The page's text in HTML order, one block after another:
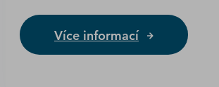
Více informací